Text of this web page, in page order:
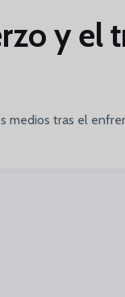
y el
medios tras el